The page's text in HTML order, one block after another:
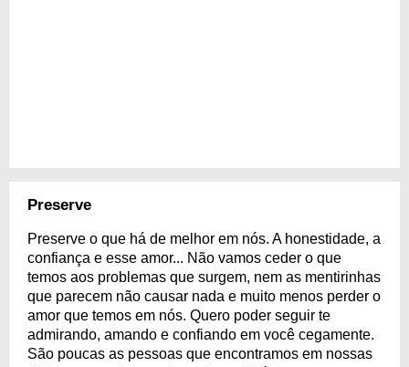
Preserve
Preserve o que há de melhor em nós. A honestidade, a
confiança e esse amor... Não vamos ceder o que
temos aos problemas que surgem, nem as mentirinhas
que parecem não causar nada e muito menos perder o
amor que temos em nós. Quero poder seguir te
admirando, amando e confiando em você cegamente.
São poucas as pessoas que encontramos em nossas